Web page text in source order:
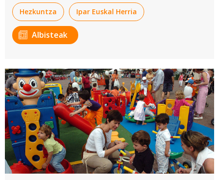
Hezkuntza Ipar Euskal Herria
Albisteak